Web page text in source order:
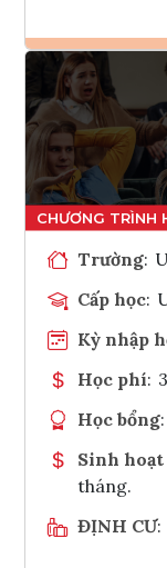
Trường:
Cấp học:
Kỳ nhập
Học phí:
Học bổng:
Sinh
tháng.
ĐỊNH CƯ: